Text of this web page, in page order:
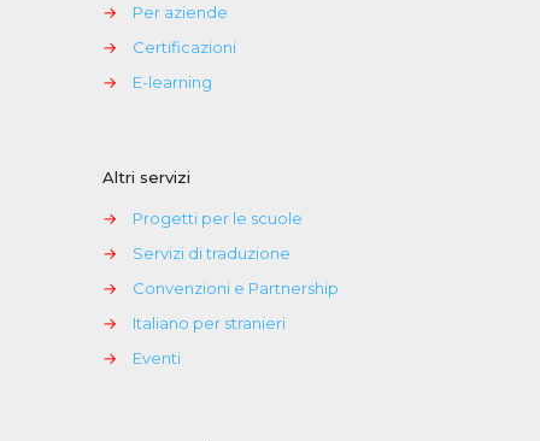
→
Per aziende
→
Certificazioni
→
E-learning
Altri servizi
→
Progetti per le scuole
→
Servizi di traduzione
→
Convenzioni e Partnership
→
Italiano per stranieri
→
Eventi